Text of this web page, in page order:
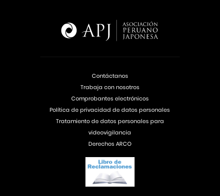
Contáctanos
Trabaja con nosotros
Comprobantes electrónicos
Política de privacidad de datos personales
Tratamiento de datos personales para
videovigilancia
Derechos ARCO